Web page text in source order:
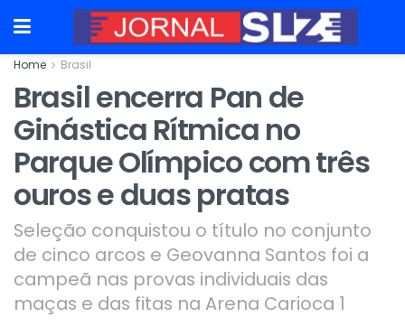
Home Brasil
Brasil encerra Pan de
Ginástica Rítmica no
Parque Olímpico com três
ouros e duas pratas
Seleção conquistou o título no conjunto
de cinco arcos e Geovanna Santos foi a
campeã nas provas individuais das
maças e das fitas na Arena Carioca 1